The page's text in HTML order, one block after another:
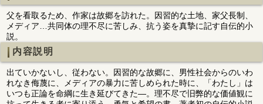
父を看取るため、作家は故郷を訪れた。因習的な土地、家父長制、
メディア…共同体の理不尽に苦しみ、抗う姿を真摯に記す自伝的小
説。
内容説明
出ていかないし、従わない。因習的な故郷に、男性社会からのいわ
れなき侮蔑に、メディアの暴力に苦しめられた時に、「わたし」は
いつも正論を命綱に生き延びてきた―。理不尽で旧弊的な価値観に